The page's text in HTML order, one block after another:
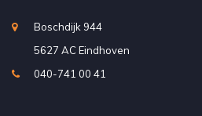
Boschdijk 944
5627 AC Eindhoven
040-741 00 41